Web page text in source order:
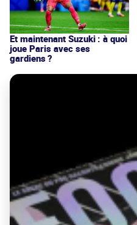
Et maintenant Suzuki : à quoi
joue Paris avec ses
gardiens ?